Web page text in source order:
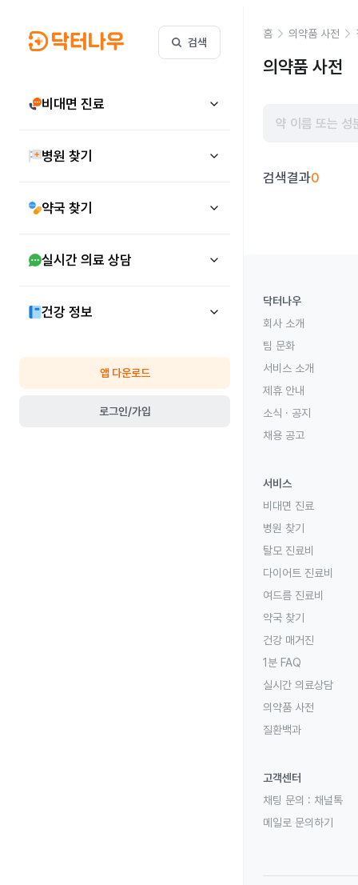
검색
비대면 진료
병원 찾기
약국 찾기
실시간 의료 상담
건강 정보
앱 다운로드
로그인/가입
홈 의약품 사전
의약품 사전
검색결과0
닥터나우
회사 소개
팀 문화
서비스 소개
제휴 안내
소식 · 공지
채용 공고
서비스
비대면 진료
병원 찾기
탈모 진료비
다이어트 진료비
여드름 진료비
약국 찾기
건강 매거진
1분 FAQ
실시간 의료상담
의약품 사전
질환백과
고객센터
채팅 문의 : 채널톡
메일로 문의하기